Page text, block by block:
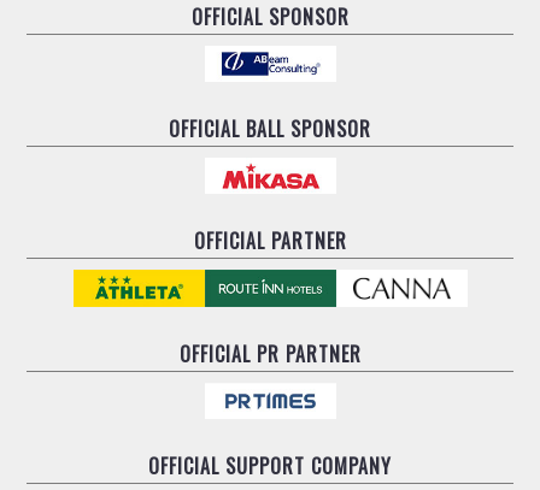
OFFICIAL SPONSOR
OFFICIAL BALL SPONSOR
OFFICIAL PARTNER
OFFICIALPR PARTNER
OFFICIAL SUPPORT COMPANY